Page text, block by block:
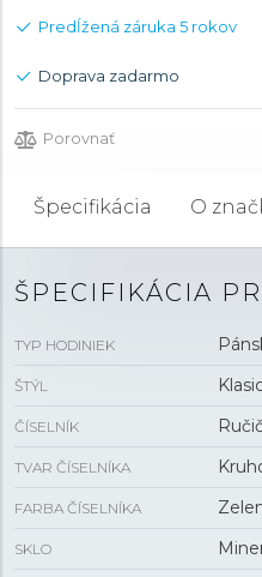
Predĺžená záruka 5 rokov
Doprava zadarmo
Porovnať
Špecifikácia O
ŠPECIFIKÁCIA
TYP HODINIEK
ŠTÝL
ČÍSELNÍK
TVAR ČÍSELNÍKA
FARBA ČÍSELNÍKA
SKLO